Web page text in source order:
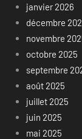
janvier 2026
décembre
novembre
octobre 2025
septembre
août 2025
juillet 2025
juin 2025
mai 2025